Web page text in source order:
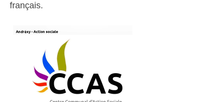
français.